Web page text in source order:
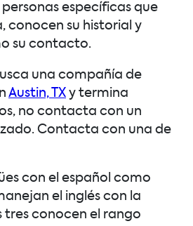
personas específicas que
conocen su historial y
su contacto.
una compañía de
Austin, TX y termina
no contacta con un
Contacta con una de
con el español como
el inglés con la
tres conocen el rango